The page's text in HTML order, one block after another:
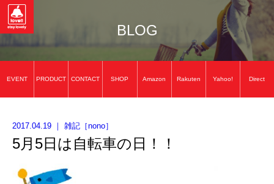
BLOG
2017.04.19 ｜ 雑記 ［nono］
5月5日は自転車の日！！
EVENT PRODUCT CONTACT SHOP Amazon Rakuten Yahoo! Direct